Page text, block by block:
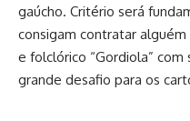
gaúcho. Critério será
consigam contratar
e folclórico “Gordiola” com
grande desafio para os